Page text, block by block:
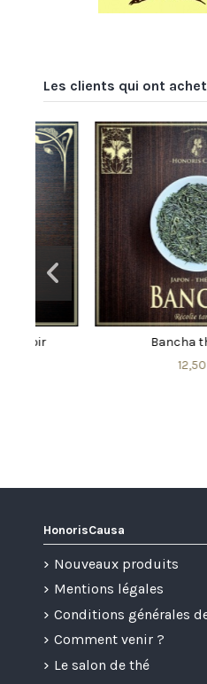
Les clients qui ont
Bancha thé vert
HonorisCausa
Nouveaux produits
Mentions légales
Conditions générales
Comment venir ?
Le salon de thé